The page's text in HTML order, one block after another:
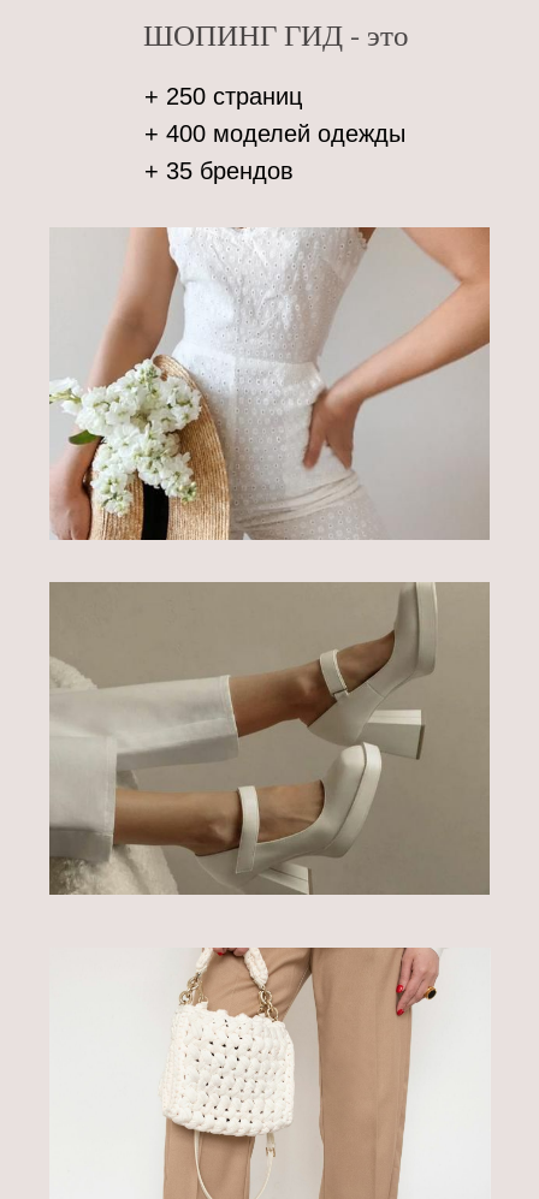
ШОПИНГ ГИД - это
+ 250 страниц
+ 400 моделей одежды
+ 35 брендов